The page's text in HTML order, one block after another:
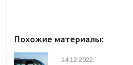
Похожие материалы:
14.12.2022.